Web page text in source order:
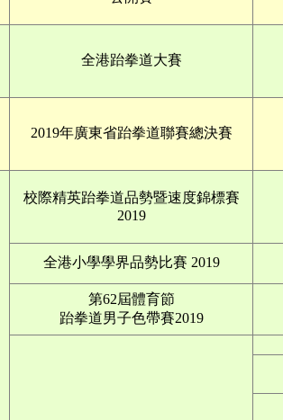
全港跆拳道大賽
2019年廣東省跆拳道聯賽總決賽
校際精英跆拳道品勢暨速度錦標賽
2019
全港小學學界品勢比賽 2019
第62屆體育節
跆拳道男子色帶賽2019